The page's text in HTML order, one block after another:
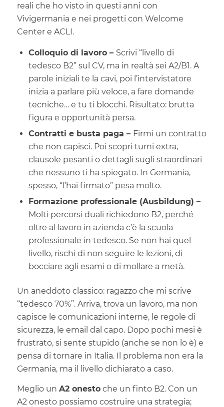
reali che ho visto in questi anni con
Vivigermania e nei progetti con Welcome
Center e ACLI.
Colloquio di lavoro – Scrivi “livello di
tedesco B2” sul CV, ma in realtà sei A2/B1. A
parole iniziali te la cavi, poi l’intervistatore
inizia a parlare più veloce, a fare domande
tecniche… e tu ti blocchi. Risultato: brutta
figura e opportunità persa.
Contratti e busta paga – Firmi un contratto
che non capisci. Poi scopri turni extra,
clausole pesanti o dettagli sugli straordinari
che nessuno ti ha spiegato. In Germania,
spesso, “l’hai firmato” pesa molto.
Formazione professionale (Ausbildung) –
Molti percorsi duali richiedono B2, perché
oltre al lavoro in azienda c’è la scuola
professionale in tedesco. Se non hai quel
livello, rischi di non seguire le lezioni, di
bocciare agli esami o di mollare a metà.
Un aneddoto classico: ragazzo che mi scrive
“tedesco 70%”. Arriva, trova un lavoro, ma non
capisce le comunicazioni interne, le regole di
sicurezza, le email dal capo. Dopo pochi mesi è
frustrato, si sente stupido (anche se non lo è) e
pensa di tornare in Italia. Il problema non era la
Germania, ma il livello dichiarato a caso.
Meglio un A2 onestoche un finto B2. Con un
A2 onesto possiamo costruire una strategia;